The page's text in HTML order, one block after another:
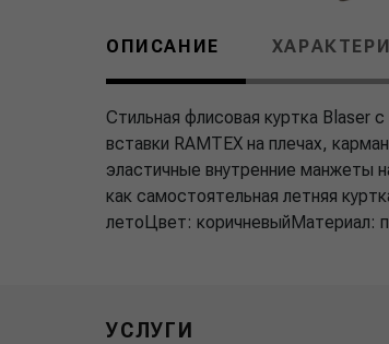
ОПИСАНИЕ
Стильная флисовая куртка Blaser
вставки RAMTEX на плечах,
эластичные внутренние манжеты
как самостоятельная летняя
летоЦвет: коричневыйМатериал:
УСЛУГИ